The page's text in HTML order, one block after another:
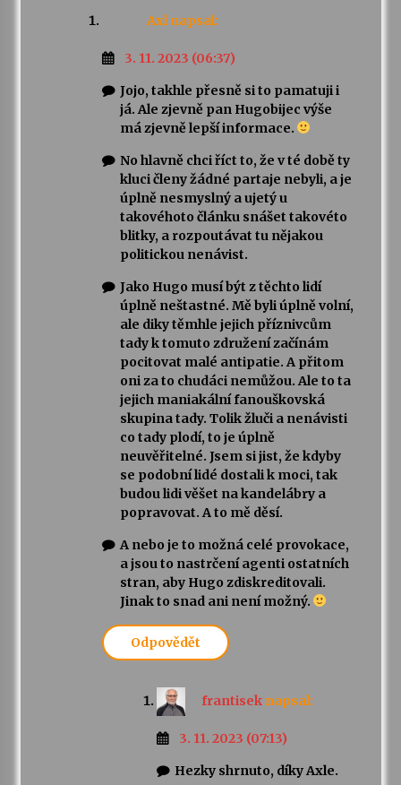
Axl napsal:
3. 11. 2023 (06:37)
Jojo, takhle přesně si to pamatuji i
já. Ale zjevně pan Hugobijec výše
má zjevně lepší informace.
No hlavně chci říct to, že v té době ty
kluci členy žádné partaje nebyli, a je
úplně nesmyslný a ujetý u
takovéhoto článku snášet takovéto
blitky, a rozpoutávat tu nějakou
politickou nenávist.
Jako Hugo musí být z těchto lidí
úplně neštastné. Mě byli úplně volní,
ale diky těmhle jejich příznivcům
tady k tomuto združení začínám
pocitovat malé antipatie. A přitom
oni za to chudáci nemůžou. Ale to ta
jejich maniakální fanouškovská
skupina tady. Tolik žluči a nenávisti
co tady plodí, to je úplně
neuvěřitelné. Jsem si jist, že kdyby
se podobní lidé dostali k moci, tak
budou lidi věšet na kandelábry a
popravovat. A to mě děsí.
A nebo je to možná celé provokace,
a jsou to nastrčení agenti ostatních
stran, aby Hugo zdiskreditovali.
Jinak to snad ani není možný.
Odpovědět
frantisek napsal:
3. 11. 2023 (07:13)
Hezky shrnuto, díky Axle.